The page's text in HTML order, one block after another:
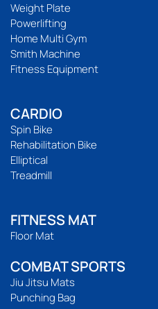
Weight Plate
Powerlifting
Home Multi Gym
Smith Machine
Fitness Equipment
CARDIO
Spin Bike
Rehabilitation Bike
Elliptical
Treadmill
FITNESS MAT
Floor Mat
COMBAT SPORTS
Jiu Jitsu Mats
Punching Bag